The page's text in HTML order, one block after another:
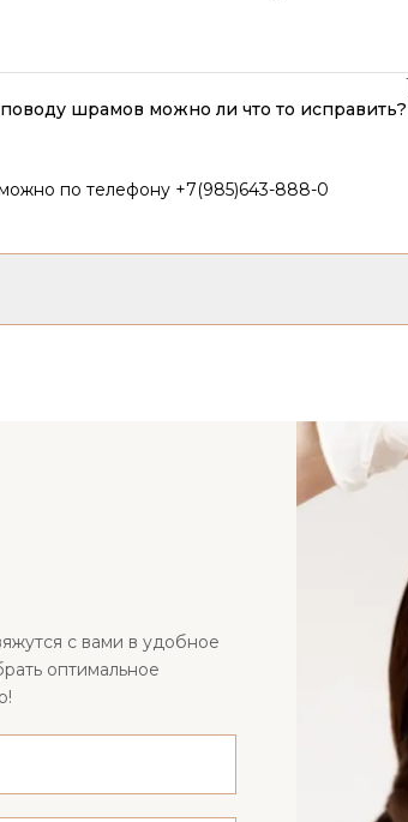
шрамов можно ли что то
по телефону +7(985)643-888-0
с вами в удобное
оптимальное